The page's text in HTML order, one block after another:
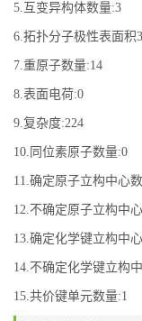
5.互变异构体数量:3
6.拓扑分子极性表面积
7.重原子数量:14
8.表面电荷:0
9.复杂度:224
10.同位素原子数量:0
11.确定原子立构中心
12.不确定原子立构中
13.确定化学键立构中
14.不确定化学键立构
15.共价键单元数量:1